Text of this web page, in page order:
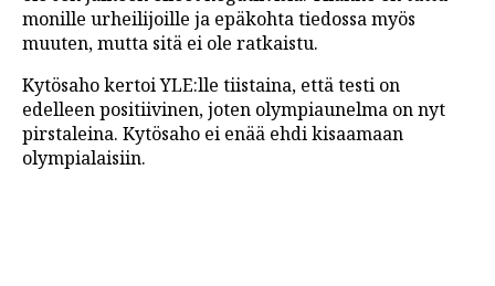
monille urheilijoille ja epäkohta tiedossa myös
muuten, mutta sitä ei ole ratkaistu.
Kytösaho kertoi YLE:lle tiistaina, että testi on
edelleen positiivinen, joten olympiaunelma on nyt
pirstaleina. Kytösaho ei enää ehdi kisaamaan
olympialaisiin.